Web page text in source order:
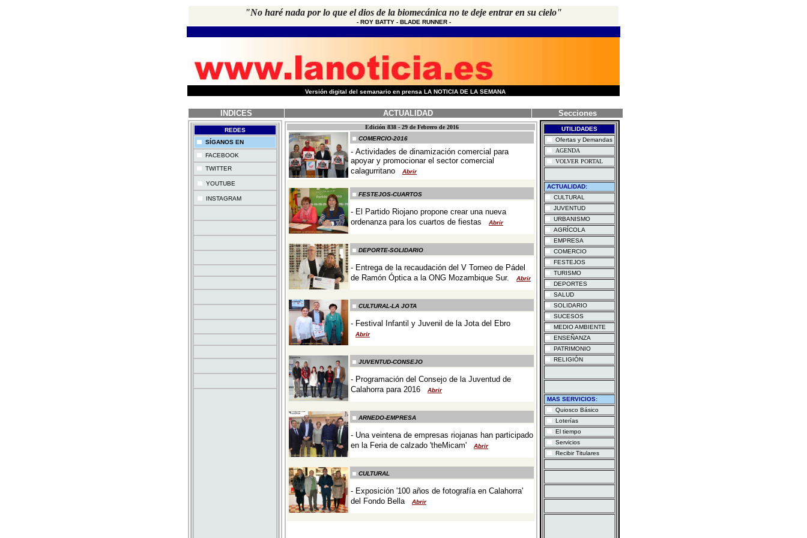
"No haré nada por lo que el dios de la biomecánica no te deje entrar en su cielo"
- ROY BATTY - BLADE RUNNER-
Versión digital del semanario en prensa LA NOTICIA DE LA SEMANA
INDICES ACTUALIDAD Secciones